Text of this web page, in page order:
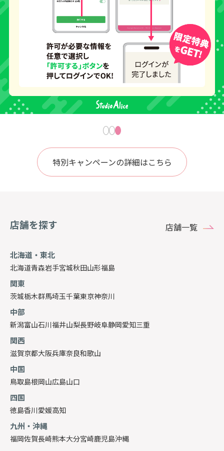
特別キャンペーンの詳細はこちら
店舗を探す 店舗一覧
北海道・東北
北海道青森岩手宮城秋田山形福島
関東
茨城栃木群馬埼玉千葉東京神奈川
中部
新潟富山石川福井山梨長野岐阜静岡愛知三重
関西
滋賀京都大阪兵庫奈良和歌山
中国
鳥取島根岡山広島山口
四国
徳島香川愛媛高知
九州・沖縄
福岡佐賀長崎熊本大分宮崎鹿児島沖縄